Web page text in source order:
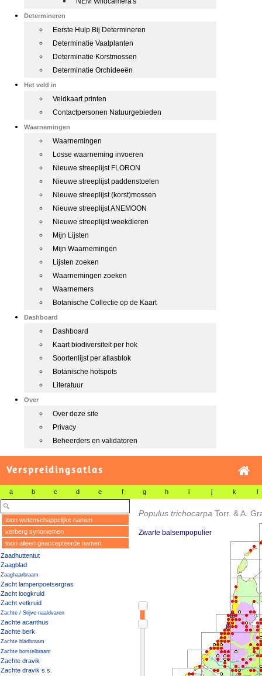
Determineren
Eerste Hulp Bij Determineren
Determinatie Vaatplanten
Determinatie Korstmossen
Determinatie Orchideeën
Het veld in
Veldkaart printen
Contactpersonen Natuurgebieden
Waarnemingen
Waarnemingen
Losse waarneming invoeren
Nieuwe streeplijst FLORON
Nieuwe streeplijst paddenstoelen
Nieuwe streeplijst (korst)mossen
Nieuwe streeplijst ANEMOON
Nieuwe streeplijst weekdieren
Mijn Lijsten
Mijn Waarnemingen
Lijsten zoeken
Waarnemingen zoeken
Waarnemers
Botanische Collectie op de Kaart
Dashboard
Dashboard
Kaart biodiversiteit per hok
Soortenlijst per atlasblok
Botanische hotspots
Literatuur
Over
Over deze site
Privacy
Beheerders en validatoren
Verspreidingsatlas
a b c d e f g h i j k l
toon wetenschappelijke namen
verberg synoniemen
toon alleen geaccepteerde namen
Zaadhuttentut
Zaagblad
Zaaghaarbraam
Zacht lampenpoetsergras
Zacht loogkruid
Zacht vetkruid
Zachte / Stijve naaldvaren
Zachte acanthus
Zachte berk
Zachte bladbraam
Zachte borstelbraam
Zachte dravik
Zachte dravik s.s.
Populus trichocarpa Torr. & A.
Zwarte balsempopulier